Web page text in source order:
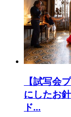
【試写会
にしたお
ド...